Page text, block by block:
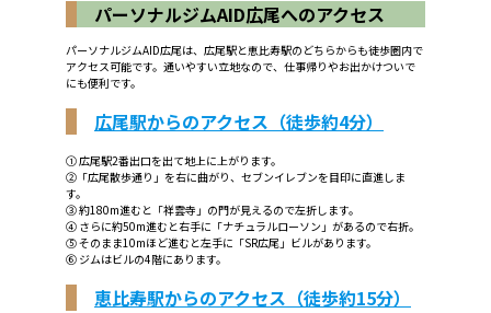
パーソナルジムAID広尾へのアクセス
パーソナルジムAID広尾は、広尾駅と恵比寿駅のどちらからも徒歩圏内で
アクセス可能です。通いやすい立地なので、仕事帰りやお出かけついで
にも便利です。
広尾駅からのアクセス（徒歩約4分）
① 広尾駅2番出口を出て地上に上がります。
②「広尾散歩通り」を右に曲がり、セブンイレブンを目印に直進しま
す。
③ 約180m進むと「祥雲寺」の門が見えるので左折します。
④ さらに約50m進むと右手に「ナチュラルローソン」があるので右折。
⑤ そのまま10mほど進むと左手に「SR広尾」ビルがあります。
⑥ ジムはビルの4階にあります。
恵比寿駅からのアクセス（徒歩約15分）